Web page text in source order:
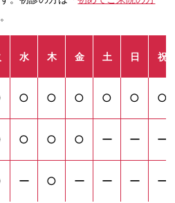
水 木 金 土 日 祝
○ ○ ○ ○ ○ ○
○ ○ ○ ー ー ー
ー ○ ー ー ー ー